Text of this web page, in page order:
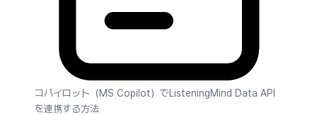
コパイロット（MS Copilot）でListeningMind Data API
を連携する方法